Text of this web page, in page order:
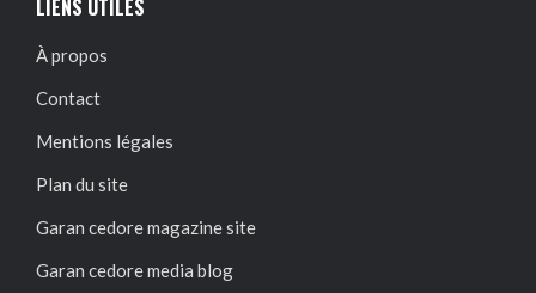
LIENS UTILES
À propos
Contact
Mentions légales
Plan du site
Garan cedore magazine site
Garan cedore media blog